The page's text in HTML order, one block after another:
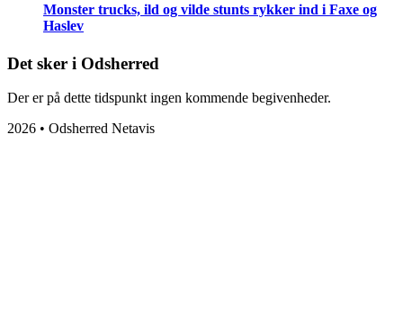
Monster trucks, ild og vilde stunts rykker ind i Faxe og
Haslev
Det sker i Odsherred
Der er på dette tidspunkt ingen kommende begivenheder.
2026 • Odsherred Netavis